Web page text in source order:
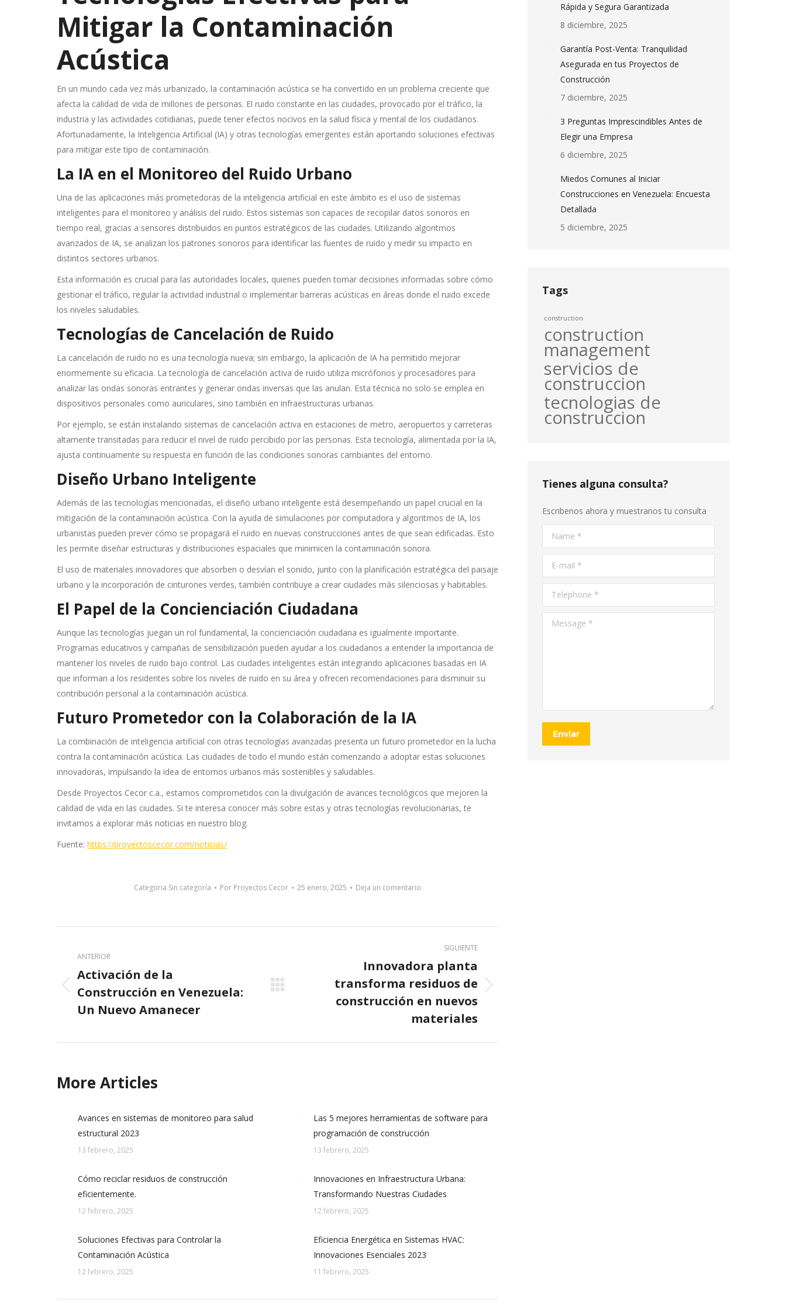
Mitigar la Contaminación
Acústica
En un mundo cada vez más urbanizado, la contaminación acústica se ha convertido en un problema creciente que
afecta la calidad de vida de millones de personas. El ruido constante en las ciudades, provocado por el tráfico, la
industria y las actividades cotidianas, puede tener efectos nocivos en la salud física y mental de los ciudadanos.
Afortunadamente, la Inteligencia Artificial (IA) y otras tecnologías emergentes están aportando soluciones efectivas
para mitigar este tipo de contaminación.
La IA en el Monitoreo del Ruido Urbano
Una de las aplicaciones más prometedoras de la inteligencia artificial en este ámbito es el uso de sistemas
inteligentes para el monitoreo y análisis del ruido. Estos sistemas son capaces de recopilar datos sonoros en
tiempo real, gracias a sensores distribuidos en puntos estratégicos de las ciudades. Utilizando algoritmos
avanzados de IA, se analizan los patrones sonoros para identificar las fuentes de ruido y medir su impacto en
distintos sectores urbanos.
Esta información es crucial para las autoridades locales, quienes pueden tomar decisiones informadas sobre cómo
gestionar el tráfico, regular la actividad industrial o implementar barreras acústicas en áreas donde el ruido excede
los niveles saludables.
Tecnologías de Cancelación de Ruido
La cancelación de ruido no es una tecnología nueva; sin embargo, la aplicación de IA ha permitido mejorar
enormemente su eficacia. La tecnología de cancelación activa de ruido utiliza micrófonos y procesadores para
analizar las ondas sonoras entrantes y generar ondas inversas que las anulan. Esta técnica no solo se emplea en
dispositivos personales como auriculares, sino también en infraestructuras urbanas.
Por ejemplo, se están instalando sistemas de cancelación activa en estaciones de metro, aeropuertos y carreteras
altamente transitadas para reducir el nivel de ruido percibido por las personas. Esta tecnología, alimentada por la IA,
ajusta continuamente su respuesta en función de las condiciones sonoras cambiantes del entorno.
Diseño Urbano Inteligente
Además de las tecnologías mencionadas, el diseño urbano inteligente está desempeñando un papel crucial en la
mitigación de la contaminación acústica. Con la ayuda de simulaciones por computadora y algoritmos de IA, los
urbanistas pueden prever cómo se propagará el ruido en nuevas construcciones antes de que sean edificadas. Esto
les permite diseñar estructuras y distribuciones espaciales que minimicen la contaminación sonora.
El uso de materiales innovadores que absorben o desvían el sonido, junto con la planificación estratégica del paisaje
urbano y la incorporación de cinturones verdes, también contribuye a crear ciudades más silenciosas y habitables.
El Papel de la Concienciación Ciudadana
Aunque las tecnologías juegan un rol fundamental, la concienciación ciudadana es igualmente importante.
Programas educativos y campañas de sensibilización pueden ayudar a los ciudadanos a entender la importancia de
mantener los niveles de ruido bajo control. Las ciudades inteligentes están integrando aplicaciones basadas en IA
que informan a los residentes sobre los niveles de ruido en su área y ofrecen recomendaciones para disminuir su
contribución personal a la contaminación acústica.
Futuro Prometedor con la Colaboración de la IA
La combinación de inteligencia artificial con otras tecnologías avanzadas presenta un futuro prometedor en la lucha
contra la contaminación acústica. Las ciudades de todo el mundo están comenzando a adoptar estas soluciones
innovadoras, impulsando la idea de entornos urbanos más sostenibles y saludables.
Desde Proyectos Cecor c.a., estamos comprometidos con la divulgación de avances tecnológicos que mejoren la
calidad de vida en las ciudades. Si te interesa conocer más sobre estas y otras tecnologías revolucionarias, te
invitamos a explorar más noticias en nuestro blog.
Fuente: https://proyectoscecor.com/noticias/
Categoria Sin categoría Por Proyectos Cecor 25 enero, 2025 Deja un comentario
navigation
ANTERIOR
Previous
post:
Activación de la
Construcción en Venezuela:
Un Nuevo Amanecer
SIGUIENTE
Innovadora planta
transforma residuos de
construcción en nuevos
materiales
More Articles
Avances en sistemas de monitoreo para salud
estructural 2023
13 febrero, 2025
Las 5 mejores herramientas de software para
programación de construcción
13 febrero, 2025
Cómo reciclar residuos de construcción
eficientemente.
12 febrero, 2025
Innovaciones en Infraestructura Urbana:
Transformando Nuestras Ciudades
12 febrero, 2025
Soluciones Efectivas para Controlar la
Contaminación Acústica
12 febrero, 2025
Eficiencia Energética en Sistemas HVAC:
Innovaciones Esenciales 2023
11 febrero, 2025
Rápida y Segura Garantizada
8 diciembre, 2025
Garantía Post-Venta: Tranquilidad
Asegurada en tus Proyectos de
Construcción
7 diciembre, 2025
3 Preguntas Imprescindibles Antes de
Elegir una Empresa
6 diciembre, 2025
Miedos Comunes al Iniciar
Construcciones en Venezuela: Encuesta
Detallada
5 diciembre, 2025
Tags
construction
construction
management
servicios de
construccion
tecnologias de
construccion
Tienes alguna consulta?
Escribenos ahora y muestranos tu consulta
Name *
E-mail *
Telephone *
Message *
Enviar